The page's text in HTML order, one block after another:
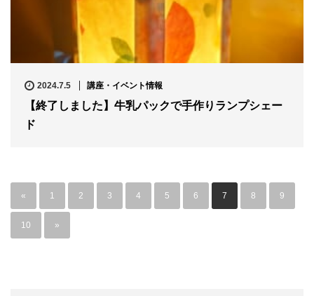
2024.7.5 講座・イベント情報
【終了しました】牛乳パックで手作りランプシェー
ド
« 1 2 3 4 5 6 7 8 9
10 »